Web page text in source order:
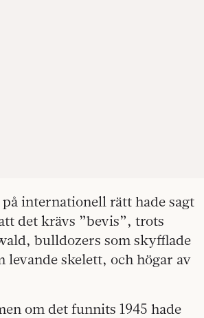
internationell rätt hade sagt
det krävs ”bevis”, trots
bulldozers som skyfflade
levande skelett, och högar av
om det funnits 1945 hade